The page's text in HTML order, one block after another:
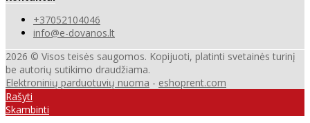
+37052104046
info@e-dovanos.lt
2026 © Visos teisės saugomos. Kopijuoti, platinti svetainės turinį
be autorių sutikimo draudžiama.
Elektroninių parduotuvių nuoma - eshoprent.com
Rašyti
Skambinti